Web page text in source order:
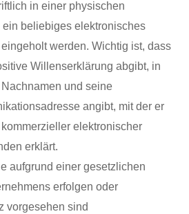
in einer physischen
beliebiges elektronisches
werden. Wichtig ist, dass
Willenserklärung abgibt, in
und seine
angibt, mit der er
elektronischer
erklärt.
aufgrund einer gesetzlichen
erfolgen oder
vorgesehen sind